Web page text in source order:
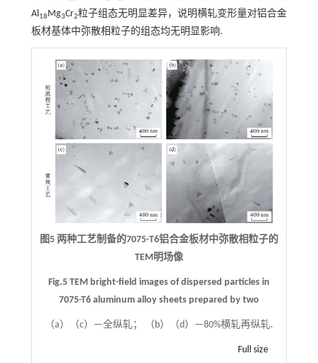
Al18Mg3Cr2粒子组态无明显差异，说明横轧变形量对铝合金
板材基体中弥散相粒子的组态均无明显影响.
图5 两种工艺制备的7075-T6铝合金板材中弥散相粒子的
TEM明场像
Fig.5 TEM bright-field images of dispersed particles in
7075-T6 aluminum alloy sheets prepared by two
（a）（c）—全纵轧； （b）（d）—80%横轧再纵轧.
Full size